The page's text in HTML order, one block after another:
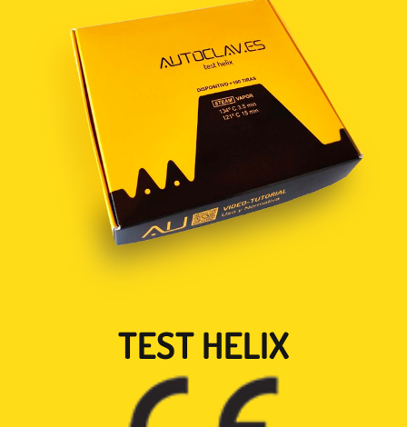
TEST HELIX